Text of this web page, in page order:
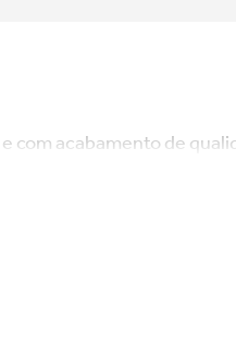
acabamento de
e detalhes refinados,
suave e maior